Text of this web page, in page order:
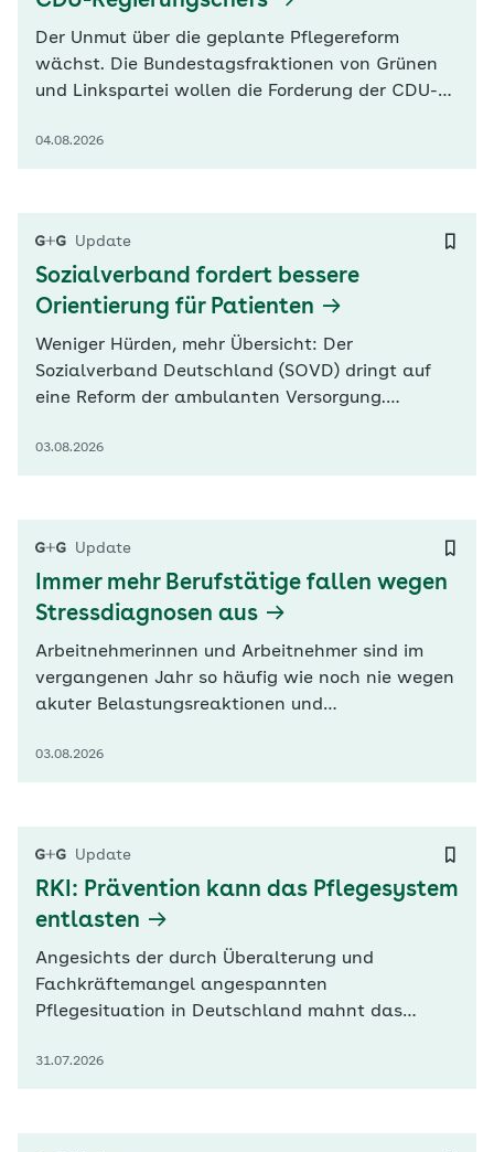
Der Unmut über die geplante Pflegereform
wächst. Die Bundestagsfraktionen von Grünen
und Linkspartei wollen die Forderung der CDU-
Anhalt und Thüringen nach Korrekturen
bei…
04.08.2026
Update
Sozialverband fordert bessere
Orientierung für Patienten
Weniger Hürden, mehr Übersicht: Der
Sozialverband Deutschland (SOVD) dringt auf
eine Reform der ambulanten Versorgung.
die Menschen Orientierung gibt, Barrieren
Statt…
03.08.2026
Update
Immer mehr Berufstätige fallen wegen
Stressdiagnosen aus
Arbeitnehmerinnen und Arbeitnehmer sind im
vergangenen Jahr so häufig wie noch nie wegen
akuter Belastungsreaktionen und
gewesen. Laut Daten der Kaufmännischen
Fehltage. Damit machen…
03.08.2026
Update
RKI: Prävention kann das Pflegesystem
entlasten
Angesichts der durch Überalterung und
Fachkräftemangel angespannten
Pflegesituation in Deutschland mahnt das
Gesundheitsförderung gezielt zu stärken.
31.07.2026